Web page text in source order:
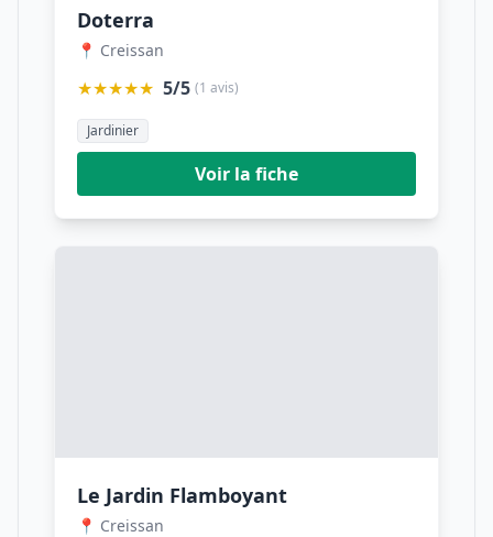
Doterra
📍 Creissan
★★★★★ 5/5 (1 avis)
Jardinier
Voir la fiche
Le Jardin Flamboyant
📍 Creissan